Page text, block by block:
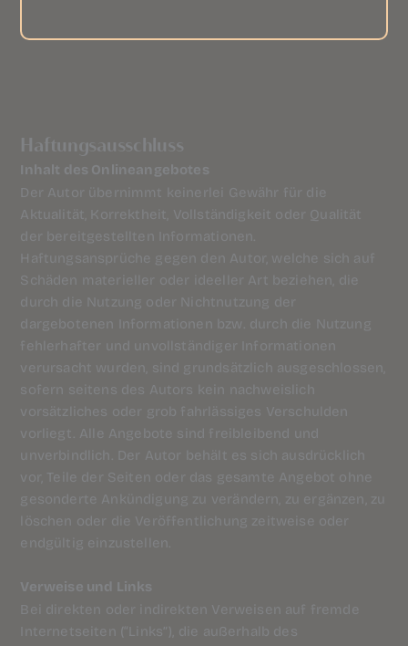
Haftungsausschluss
Inhalt des Onlineangebotes
Der Autor übernimmt keinerlei Gewähr für die
Aktualität, Korrektheit, Vollständigkeit oder Qualität
der bereitgestellten Informationen.
Haftungsansprüche gegen den Autor, welche sich auf
Schäden materieller oder ideeller Art beziehen, die
durch die Nutzung oder Nichtnutzung der
dargebotenen Informationen bzw. durch die Nutzung
fehlerhafter und unvollständiger Informationen
verursacht wurden, sind grundsätzlich ausgeschlossen,
sofern seitens des Autors kein nachweislich
vorsätzliches oder grob fahrlässiges Verschulden
vorliegt. Alle Angebote sind freibleibend und
unverbindlich. Der Autor behält es sich ausdrücklich
vor, Teile der Seiten oder das gesamte Angebot ohne
gesonderte Ankündigung zu verändern, zu ergänzen, zu
löschen oder die Veröffentlichung zeitweise oder
endgültig einzustellen.
Verweise und Links
Bei direkten oder indirekten Verweisen auf fremde
Internetseiten (“Links”), die außerhalb des